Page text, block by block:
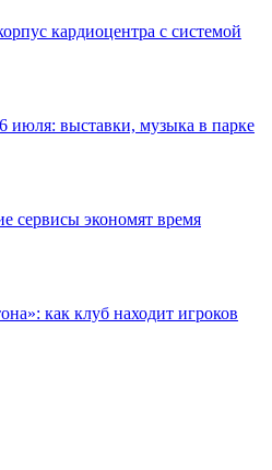
кардиоцентра с системой
июля: выставки, музыка в парке
сервисы экономят время
как клуб находит игроков